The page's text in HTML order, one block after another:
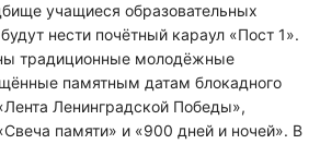
учащиеся образовательных
нести почётный караул «Пост 1».
традиционные молодёжные
памятным датам блокадного
Ленинградской Победы»,
памяти» и «900 дней и ночей». В